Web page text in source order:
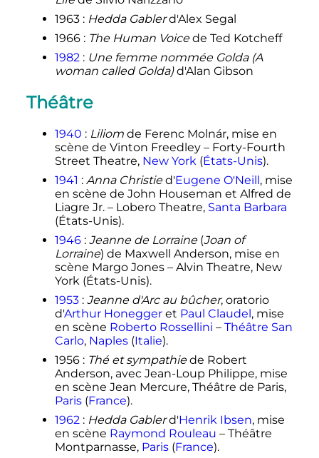
1963 : Hedda Gablerd'Alex Segal
1966 : The Human Voicede Ted Kotcheff
1982 : Une femme nommée Golda (A
woman called Golda)d'Alan Gibson
Théâtre
1940 : Liliomde Ferenc Molnár, mise en
scène de Vinton Freedley – Forty-Fourth
Street Theatre, New York (États-Unis).
1941 : Anna Christied'Eugene O'Neill, mise
en scène de John Houseman et Alfred de
Liagre Jr. – Lobero Theatre, Santa Barbara
(États-Unis).
1946 : Jeanne de Lorraine(Joan of
Lorraine) de Maxwell Anderson, mise en
scène Margo Jones – Alvin Theatre, New
York (États-Unis).
1953 : Jeanne d'Arc au bûcher, oratorio
d'Arthur Honeggeret Paul Claudel, mise
en scène Roberto Rossellini – Théâtre San
Carlo, Naples(Italie).
1956 : Thé et sympathiede Robert
Anderson, avec Jean-Loup Philippe, mise
en scène Jean Mercure, Théâtre de Paris,
Paris(France).
1962 : Hedda Gablerd'Henrik Ibsen, mise
en scène Raymond Rouleau – Théâtre
Montparnasse, Paris(France).